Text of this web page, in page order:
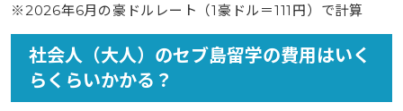
※2026年6月の豪ドルレート（1豪ドル＝111円）で計算
社会人（大人）のセブ島留学の費用はいく
らくらいかかる？